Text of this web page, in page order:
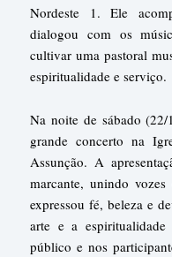
Nordeste 1. Ele
dialogou com os
cultivar uma pastoral
espiritualidade e serviço.
Na noite de sábado
grande concerto na
Assunção. A
marcante, unindo
expressou fé, beleza e
arte e a
público e nos